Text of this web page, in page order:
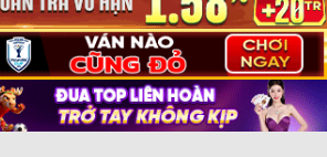
© 2026 hapinas.tv
#kqbd #tysobongda
#tinbongda #bongdavietnam
#hapinas.tv #ngoaihanganh
#championsleague #c1 #laliga